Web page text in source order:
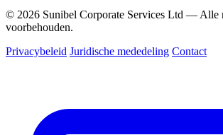
© 2026 Sunibel Corporate Services Ltd — Alle
voorbehouden.
Privacybeleid Juridische mededeling Contact